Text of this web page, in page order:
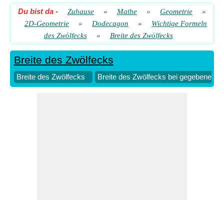
Du bist da - Zuhause » Mathe » Geometrie
»
2D-Geometrie
» Dodecagon »
Wichtige Formeln
des Zwölfecks
» Breite des Zwölfecks
Breite des Zwölfecks
Breite des Zwölfecks Breite des Zwölfecks bei gegebener